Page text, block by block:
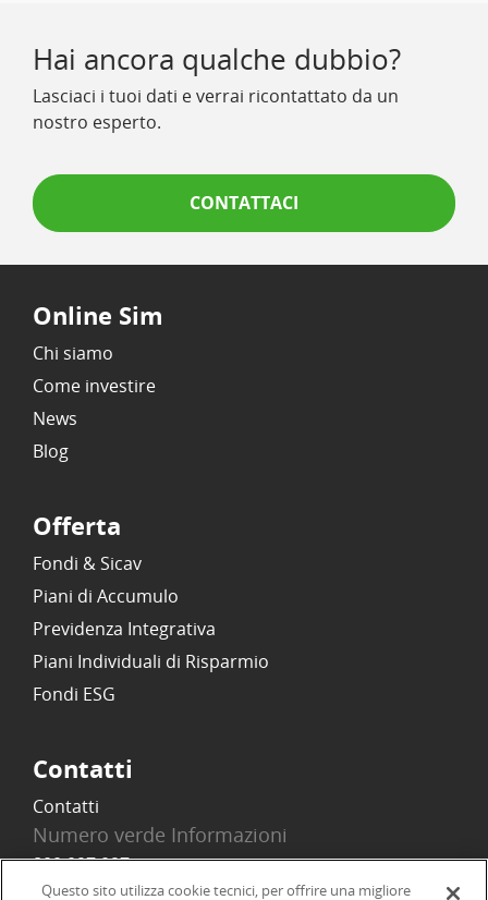
Hai ancora qualche dubbio?
Lasciaci i tuoi dati e verrai ricontattato da un
nostro esperto.
CONTATTACI
Online Sim
Chi siamo
Come investire
News
Blog
Offerta
Fondi & Sicav
Piani di Accumulo
Previdenza Integrativa
Piani Individuali di Risparmio
Fondi ESG
Contatti
Contatti
Numero verde Informazioni
800 097 097
Email
Questo sito utilizza cookie tecnici, per offrire una migliore